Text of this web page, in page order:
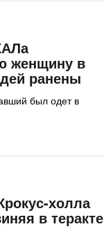
женщину в
ранены
был одет в
холла
в теракте